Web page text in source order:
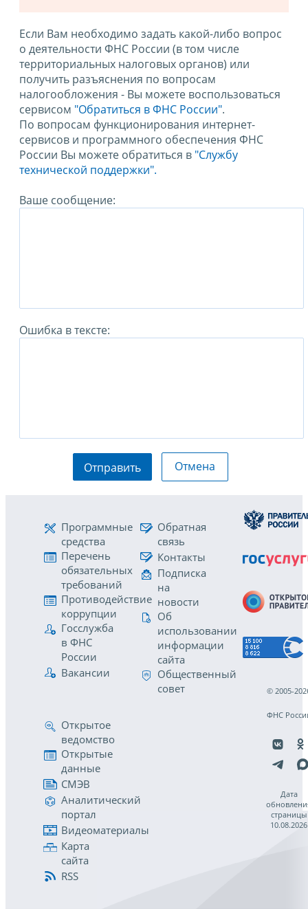
Если Вам необходимо задать какой-либо вопрос
о деятельности ФНС России (в том числе
территориальных налоговых органов) или
получить разъяснения по вопросам
налогообложения - Вы можете воспользоваться
сервисом "Обратиться в ФНС России".
По вопросам функционирования интернет-
сервисов и программного обеспечения ФНС
России Вы можете обратиться в "Службу
технической поддержки".
Ваше сообщение:
Ошибка в тексте:
Отправить Отмена
Программные
средства
Перечень
обязательных
требований
Противодействие
коррупции
Госслужба
в ФНС
России
Вакансии
Обратная
связь
Контакты
Подписка
на
новости
Об
использовании
информации
сайта
Общественный
совет
Открытое
ведомство
Открытые
данные
СМЭВ
Аналитический
портал
Видеоматериалы
Карта
сайта
RSS
© 2005-
ФНС
Дата
страницы
10.08.2026